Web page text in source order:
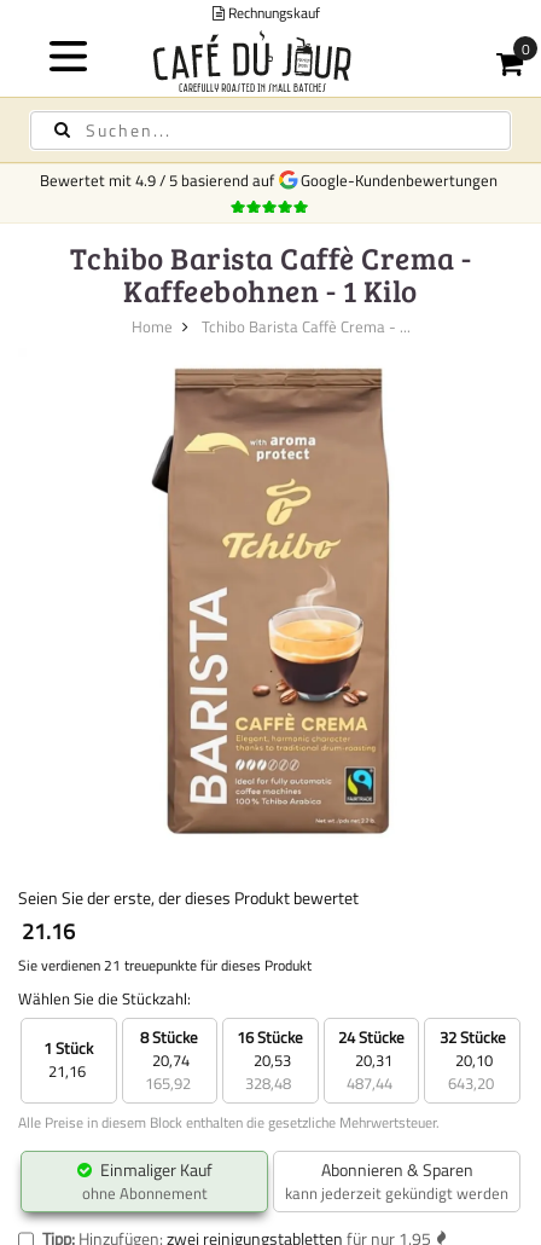
Bewertet mit4.9/5 basierend auf Google-Kundenbewertungen
Tchibo Barista Caffè Crema -
Kaffeebohnen - 1 Kilo
Home Tchibo Barista Caffè Crema - ...
Seien Sie der erste, der dieses Produkt bewertet
21.16
Sie verdienen 21 treuepunkte für dieses Produkt
Wählen Sie die Stückzahl:
1 Stück
21,16
8 Stücke
20,74
165,92
16 Stücke
20,53
328,48
24 Stücke
20,31
487,44
32 Stücke
20,10
643,20
Alle Preise in diesem Block enthalten die gesetzliche Mehrwertsteuer.
Einmaliger Kauf
ohne Abonnement
Abonnieren & Sparen
kann jederzeit gekündigt werden
Tipp:Hinzufügen:zwei reinigungstablettenfür nur 1.95